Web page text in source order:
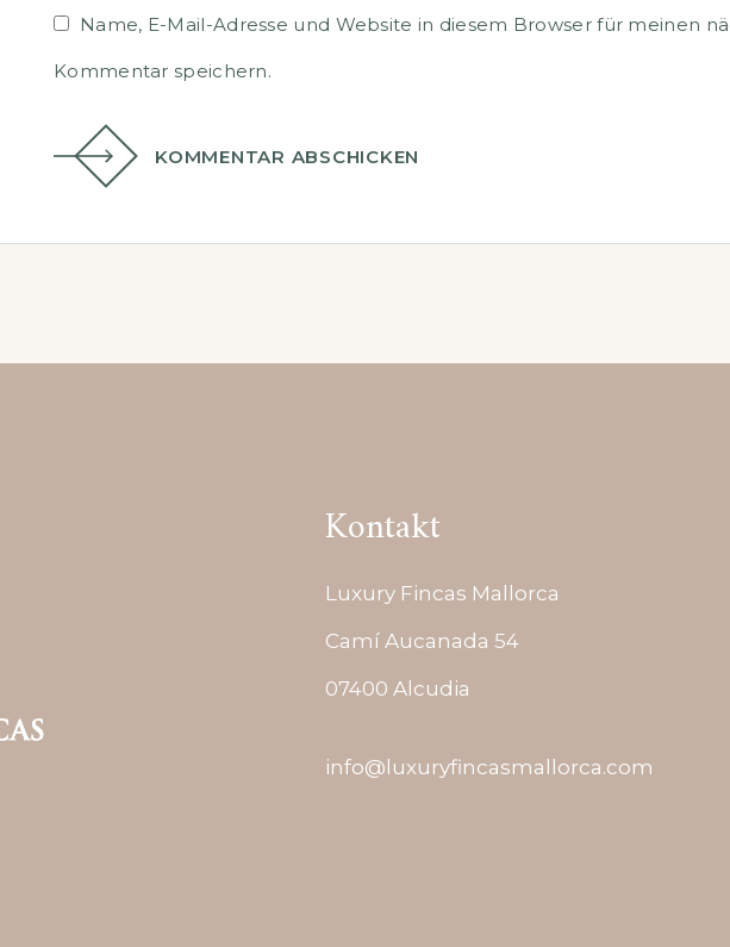
Name, E-Mail-Adresse und Website in diesem Browser für meinen
Kommentar speichern.
KOMMENTAR ABSCHICKEN
Kontakt
Luxury Fincas Mallorca
Camí Aucanada 54
07400 Alcudia
info@luxuryfincasmallorca.com